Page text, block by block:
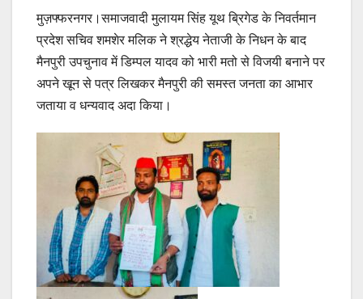
मुज़फ्फरनगर।समाजवादी मुलायम सिंह यूथ ब्रिगेड के निवर्तमान
प्रदेश सचिव शमशेर मलिक ने श्रद्धेय नेताजी के निधन के बाद
मैनपुरी उपचुनाव में डिम्पल यादव को भारी मतो से विजयी बनाने पर
अपने खून से पत्र लिखकर मैनपुरी की समस्त जनता का आभार
जताया व धन्यवाद अदा किया।